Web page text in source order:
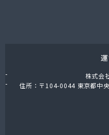
株式会
住所：〒104-0044 東京都中